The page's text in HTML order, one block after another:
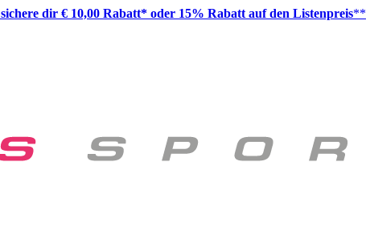
sichere dir € 10,00 Rabatt* oder 15% Rabatt auf den Listenpreis**